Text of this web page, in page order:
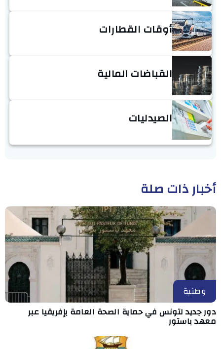
أوقات القطارات
القباضات المالية
الصيدليات
أخبار ذات صلة
وطنية
دور جديد لتونس في حماية الصحة العامة بإفريقيا عبر
معهد باستور